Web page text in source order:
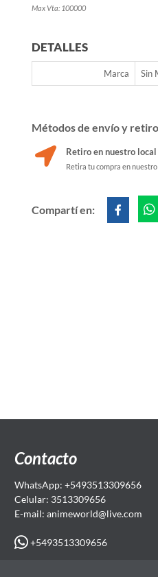
Max Vta: 100000
DETALLES
Marca Sin
Métodos de envío y retiro
Retiro en nuestro local
Retira tu compra en
Compartí en:
Contacto
WhatsApp: +5493513309656
Celular: 3513309656
E-mail: animeworld@live.com
+5493513309656